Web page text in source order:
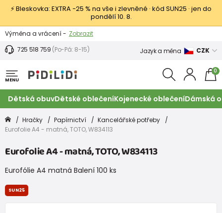
⚡ Bleskovka: EXTRA −25 % na vše i zlevněné · kód SUN25 · jen do
pondělí 10. 8.
Výměna a vrácení - Zobrazit
Sleva 100 Kč na první nákup -
725 518 759 (Po-Pá: 8-15) Jazyk a měna CZK
MENU
0
Dětská obuvDětské oblečeníKojenecké oblečeníDámská
Hračky Papírnictví
Kancelářské potřeby
Eurofolie A4 - matná, TOTO, W834113
Eurofolie A4 - matná, TOTO, W834113
Eurofólie A4 matná Balení 100 ks
SUN25